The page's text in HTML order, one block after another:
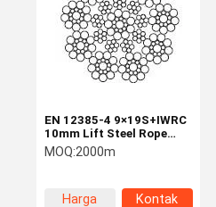
EN 12385-4 9×19S+IWRC
10mm Lift Steel Rope
Traction Rope
MOQ:2000m
Harga
Kontak